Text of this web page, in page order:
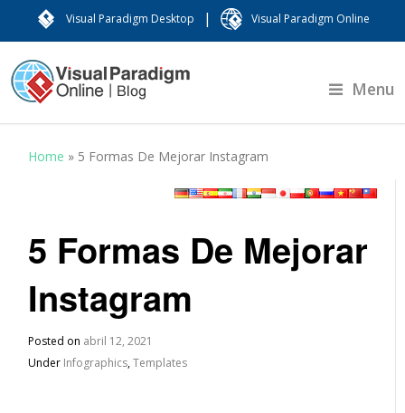
Visual Paradigm Desktop | Visual Paradigm Online
Menu
Home » 5 Formas De Mejorar Instagram
5 Formas De Mejorar
Instagram
Posted on abril 12, 2021
Under Infographics,Templates